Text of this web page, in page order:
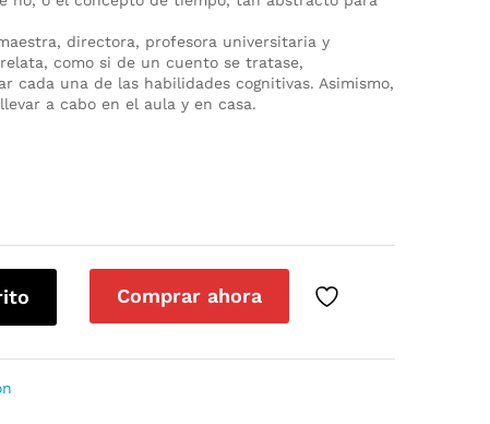
directora, profesora universitaria y
como si de un cuento se tratase,
cada una de las habilidades cognitivas. Asimismo,
a cabo en el aula y en casa.
Comprar ahora